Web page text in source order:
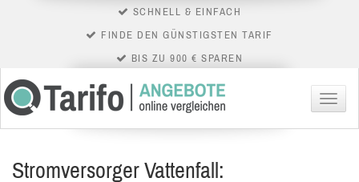
SCHNELL & EINFACH
FINDE DEN GÜNSTIGSTEN TARIF
BIS ZU 900 € SPAREN
Menü
Stromversorger Vattenfall: